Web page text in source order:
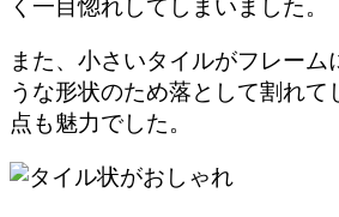
く一目惚れしてしまいました。
また、小さいタイルがフレーム
うな形状のため落として割れて
点も魅力でした。